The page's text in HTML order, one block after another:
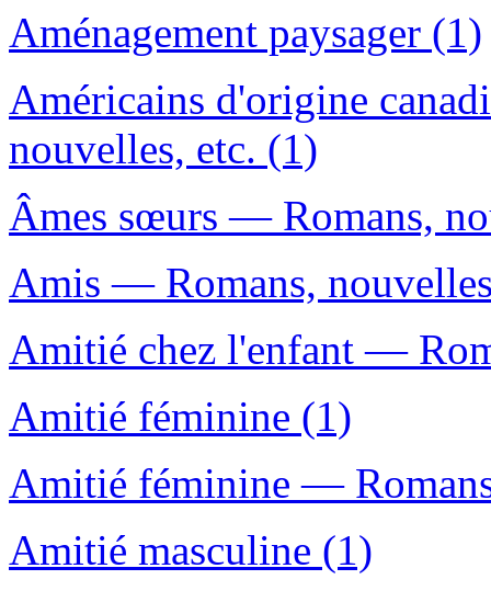
Aménagement paysager (1)
Américains d'origine
nouvelles, etc. (1)
Âmes sœurs — Romans,
Amis — Romans,
Amitié chez l'enfant —
Amitié féminine (1)
Amitié féminine —
Amitié masculine (1)